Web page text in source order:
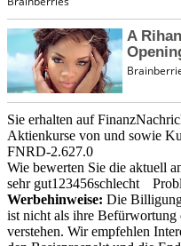
Sie erhalten auf
Aktienkurse von und sowie
FNRD-2.627.0
Wie bewerten Sie die aktuell
sehr gut1 23456schlecht
Werbehinweise: Die
ist nicht als ihre Befürwortung
verstehen. Wir empfehlen